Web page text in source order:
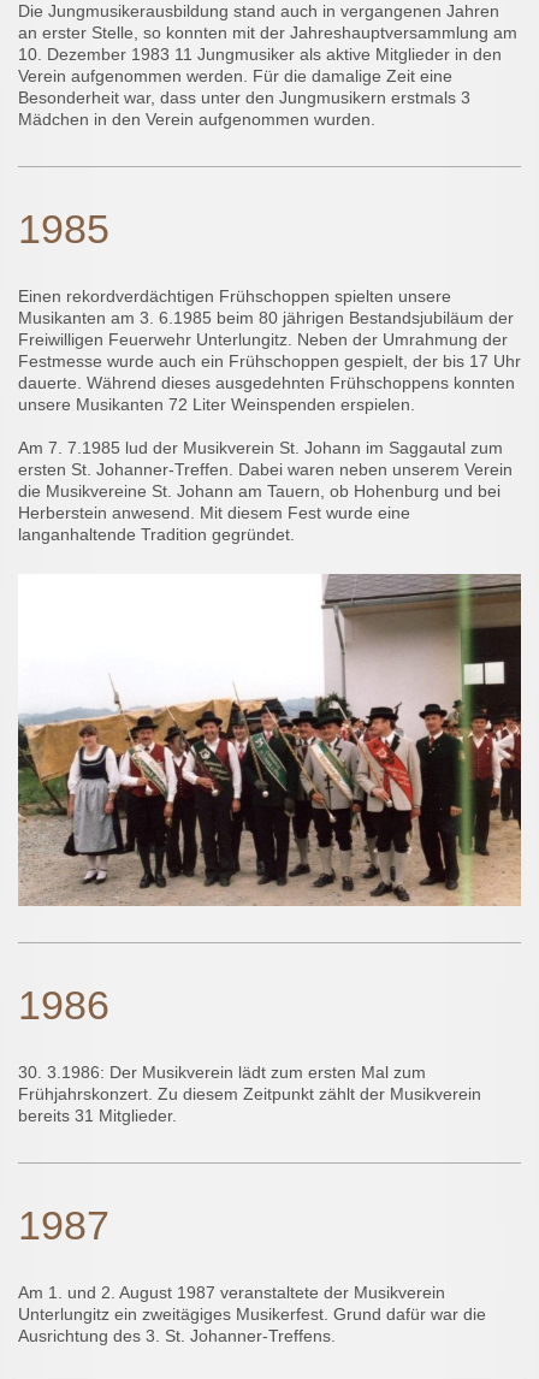
Die Jungmusikerausbildung stand auch in vergangenen Jahren
an erster Stelle, so konnten mit der Jahreshauptversammlung am
10. Dezember 1983 11 Jungmusiker als aktive Mitglieder in den
Verein aufgenommen werden. Für die damalige Zeit eine
Besonderheit war, dass unter den Jungmusikern erstmals 3
Mädchen in den Verein aufgenommen wurden.
1985
Einen rekordverdächtigen Frühschoppen spielten unsere
Musikanten am 3. 6.1985 beim 80 jährigen Bestandsjubiläum der
Freiwilligen Feuerwehr Unterlungitz. Neben der Umrahmung der
Festmesse wurde auch ein Frühschoppen gespielt, der bis 17 Uhr
dauerte. Während dieses ausgedehnten Frühschoppens konnten
unsere Musikanten 72 Liter Weinspenden erspielen.
Am 7. 7.1985 lud der Musikverein St. Johann im Saggautal zum
ersten St. Johanner-Treffen. Dabei waren neben unserem Verein
die Musikvereine St. Johann am Tauern, ob Hohenburg und bei
Herberstein anwesend. Mit diesem Fest wurde eine
langanhaltende Tradition gegründet.
1986
30. 3.1986: Der Musikverein lädt zum ersten Mal zum
Frühjahrskonzert. Zu diesem Zeitpunkt zählt der Musikverein
bereits 31 Mitglieder.
1987
Am 1. und 2. August 1987 veranstaltete der Musikverein
Unterlungitz ein zweitägiges Musikerfest. Grund dafür war die
Ausrichtung des 3. St. Johanner-Treffens.